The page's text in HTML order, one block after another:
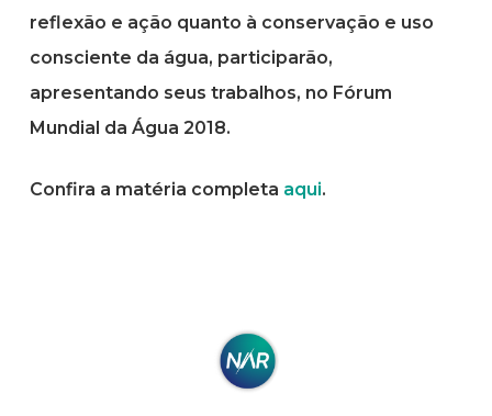
reflexão e ação quanto à conservação e uso
consciente da água, participarão,
apresentando seus trabalhos, no Fórum
Mundial da Água 2018.
Confira a matéria completa aqui.